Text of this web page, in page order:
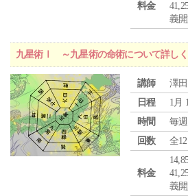
料金
義開
九星術Ⅰ ～九星術の命術について詳しく
講師
澤
日程
1月
時間
毎
回数
全
料金
義開